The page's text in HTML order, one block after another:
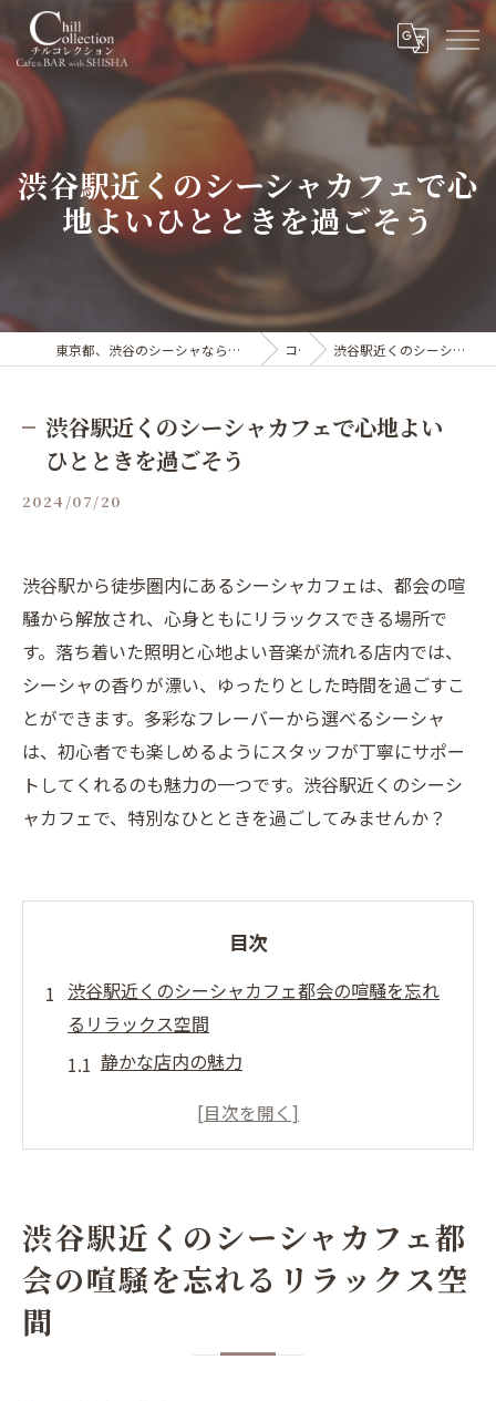
渋谷駅近くのシーシャカフェで心
地よいひとときを過ごそう
東京都、渋谷のシーシャならカフェ&シーシャバー Chill collection渋谷センター街店 コラム 渋谷駅近くのシーシャカフェで心地よいひとときを過ごそう
渋谷駅近くのシーシャカフェで心地よい
ひとときを過ごそう
2024/07/20
渋谷駅から徒歩圏内にあるシーシャカフェは、都会の喧
騒から解放され、心身ともにリラックスできる場所で
す。落ち着いた照明と心地よい音楽が流れる店内では、
シーシャの香りが漂い、ゆったりとした時間を過ごすこ
とができます。多彩なフレーバーから選べるシーシャ
は、初心者でも楽しめるようにスタッフが丁寧にサポー
トしてくれるのも魅力の一つです。渋谷駅近くのシーシ
ャカフェで、特別なひとときを過ごしてみませんか？
目次
渋谷駅近くのシーシャカフェ都会の喧騒を忘れ
るリラックス空間
静かな店内の魅力
シーシャの香りでリラックス
心地よい音楽とシーシャの融合
シーシャで癒しのひとときを渋谷駅近くの隠れ
隠れ家的な雰囲気の魅力
渋谷駅近くのシーシャカフェ都
会の喧騒を忘れるリラックス空
間